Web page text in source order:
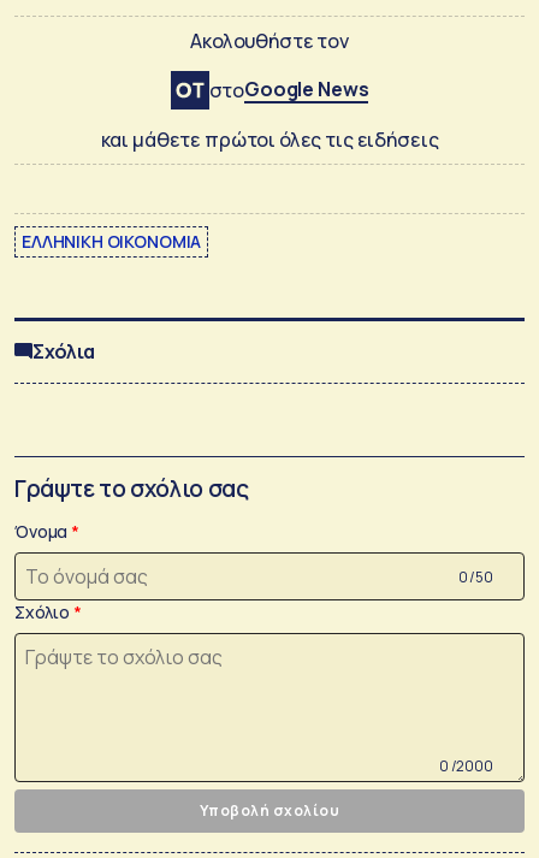
Ακολουθήστε τον
στοGoogle News
και μάθετε πρώτοι όλες τις ειδήσεις
ΕΛΛΗΝΙΚΗ ΟΙΚΟΝΟΜΙΑ
Σχόλια
Γράψτε το σχόλιο σας
Όνομα
0 /50
Σχόλιο
0 /2000
Υποβολή σχολίου